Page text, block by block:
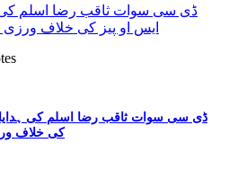
ڈی سی سوات ثاقب رضا اسلم کی
کی خلاف